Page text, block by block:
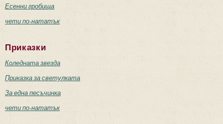
Есенни гробища
чети по-нататък
Приказки
Коледната звезда
Приказка за светулката
За една песъчинка
чети по-нататък